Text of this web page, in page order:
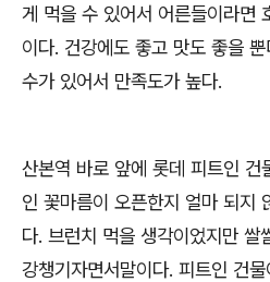
게 먹을 수 있어서 어른들이라면
이다. 건강에도 좋고 맛도 좋을
수가 있어서 만족도가 높다.
산본역 바로 앞에 롯데 피트인 건
인 꽃마름이 오픈한지 얼마 되지
다. 브런치 먹을 생각이었지만 쌀
강챙기자면서말이다. 피트인 건